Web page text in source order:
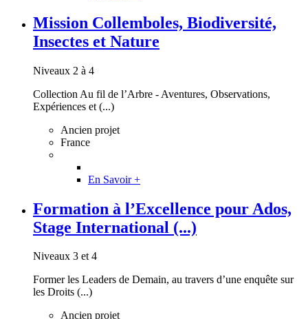
Mission Collemboles, Biodiversité,
Insectes et Nature
Niveaux 2 à 4
Collection Au fil de l’Arbre - Aventures, Observations,
Expériences et (...)
Ancien projet
France
En Savoir +
Formation à l’Excellence pour Ados,
Stage International (...)
Niveaux 3 et 4
Former les Leaders de Demain, au travers d’une enquête sur
les Droits (...)
Ancien projet